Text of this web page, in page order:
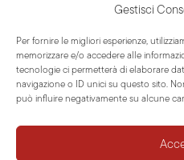
Gestisci
Per fornire le migliori esperienze,
memorizzare e/o accedere alle
tecnologie ci permetterà di elaborare
navigazione o ID unici su questo sito.
può influire negativamente su alcune